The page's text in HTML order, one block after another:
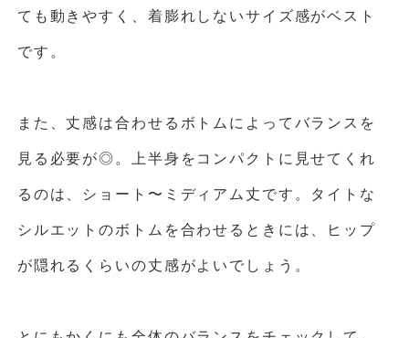
ても動きやすく、着膨れしないサイズ感がベスト
です。
また、丈感は合わせるボトムによってバランスを
見る必要が◎。上半身をコンパクトに見せてくれ
るのは、ショート〜ミディアム丈です。タイトな
シルエットのボトムを合わせるときには、ヒップ
が隠れるくらいの丈感がよいでしょう。